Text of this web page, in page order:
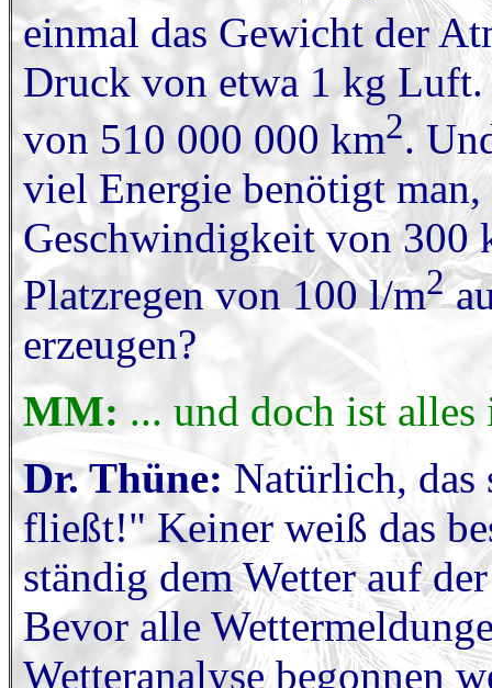
einmal das Gewicht der
Druck von etwa 1 kg Luft.
von 510 000 000 km2.
viel Energie benötigt
Geschwindigkeit von 300
Platzregen von 100 l/m2
erzeugen?
MM: ... und doch ist
Dr. Thüne:Natürlich, das
fließt!" Keiner weiß das
ständig dem Wetter auf
Bevor alle
Wetteranalyse begonnen